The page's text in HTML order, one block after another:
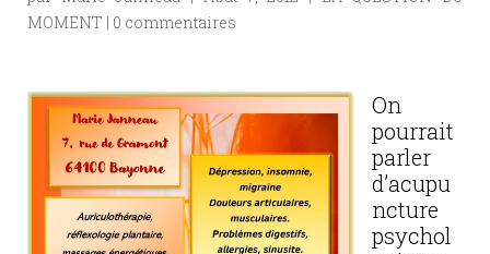
MOMENT | 0 commentaires
On
pourrait
parler
d’acupu
ncture
psychol